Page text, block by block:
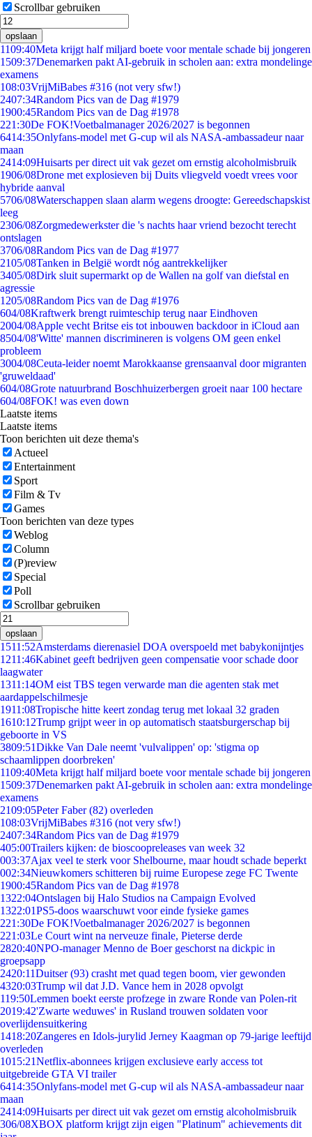
Scrollbar gebruiken
opslaan
1109:40Meta krijgt half miljard boete voor mentale schade bij jongeren
1509:37Denemarken pakt AI-gebruik in scholen aan: extra mondelinge
examens
108:03VrijMiBabes #316 (not very sfw!)
2407:34Random Pics van de Dag #1979
1900:45Random Pics van de Dag #1978
221:30De FOK!Voetbalmanager 2026/2027 is begonnen
6414:35Onlyfans-model met G-cup wil als NASA-ambassadeur naar
maan
2414:09Huisarts per direct uit vak gezet om ernstig alcoholmisbruik
1906/08Drone met explosieven bij Duits vliegveld voedt vrees voor
hybride aanval
5706/08Waterschappen slaan alarm wegens droogte: Gereedschapskist
leeg
2306/08Zorgmedewerkster die 's nachts haar vriend bezocht terecht
ontslagen
3706/08Random Pics van de Dag #1977
2105/08Tanken in België wordt nóg aantrekkelijker
3405/08Dirk sluit supermarkt op de Wallen na golf van diefstal en
agressie
1205/08Random Pics van de Dag #1976
604/08Kraftwerk brengt ruimteschip terug naar Eindhoven
2004/08Apple vecht Britse eis tot inbouwen backdoor in iCloud aan
8504/08'Witte' mannen discrimineren is volgens OM geen enkel
probleem
3004/08Ceuta-leider noemt Marokkaanse grensaanval door migranten
'gruweldaad'
604/08Grote natuurbrand Boschhuizerbergen groeit naar 100 hectare
604/08FOK! was even down
Laatste items
Laatste items
Toon berichten uit deze thema's
Actueel
Entertainment
Sport
Film & Tv
Games
Toon berichten van deze types
Weblog
Column
(P)review
Special
Poll
Scrollbar gebruiken
opslaan
1511:52Amsterdams dierenasiel DOA overspoeld met babykonijntjes
1211:46Kabinet geeft bedrijven geen compensatie voor schade door
laagwater
1311:14OM eist TBS tegen verwarde man die agenten stak met
aardappelschilmesje
1911:08Tropische hitte keert zondag terug met lokaal 32 graden
1610:12Trump grijpt weer in op automatisch staatsburgerschap bij
geboorte in VS
3809:51Dikke Van Dale neemt 'vulvalippen' op: 'stigma op
schaamlippen doorbreken'
1109:40Meta krijgt half miljard boete voor mentale schade bij jongeren
1509:37Denemarken pakt AI-gebruik in scholen aan: extra mondelinge
examens
2109:05Peter Faber (82) overleden
108:03VrijMiBabes #316 (not very sfw!)
2407:34Random Pics van de Dag #1979
405:00Trailers kijken: de bioscoopreleases van week 32
003:37Ajax veel te sterk voor Shelbourne, maar houdt schade beperkt
002:34Nieuwkomers schitteren bij ruime Europese zege FC Twente
1900:45Random Pics van de Dag #1978
1322:04Ontslagen bij Halo Studios na Campaign Evolved
1322:01PS5-doos waarschuwt voor einde fysieke games
221:30De FOK!Voetbalmanager 2026/2027 is begonnen
221:03Le Court wint na nerveuze finale, Pieterse derde
2820:40NPO-manager Menno de Boer geschorst na dickpic in
groepsapp
2420:11Duitser (93) crasht met quad tegen boom, vier gewonden
4320:03Trump wil dat J.D. Vance hem in 2028 opvolgt
119:50Lemmen boekt eerste profzege in zware Ronde van Polen-rit
2019:42'Zwarte weduwes' in Rusland trouwen soldaten voor
overlijdensuitkering
1418:20Zangeres en Idols-jurylid Jerney Kaagman op 79-jarige leeftijd
overleden
1015:21Netflix-abonnees krijgen exclusieve early access tot
uitgebreide GTA VI trailer
6414:35Onlyfans-model met G-cup wil als NASA-ambassadeur naar
maan
2414:09Huisarts per direct uit vak gezet om ernstig alcoholmisbruik
306/08XBOX platform krijgt zijn eigen "Platinum" achievements dit